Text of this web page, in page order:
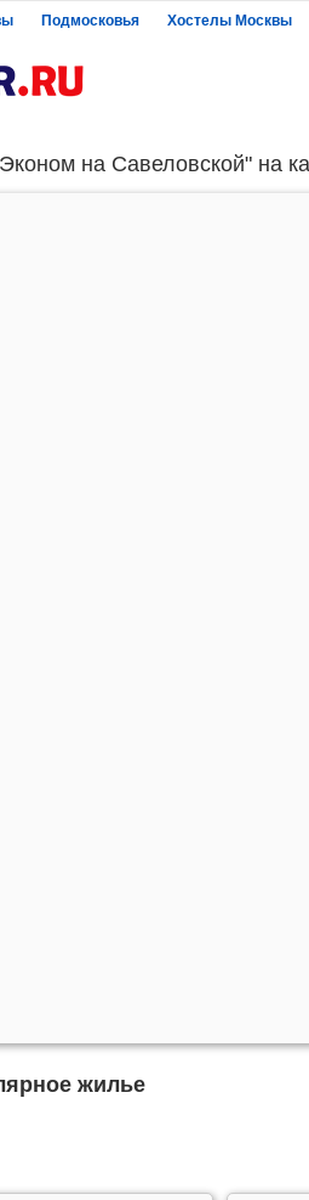
Подмосковья Хостелы Москвы
на Савеловской" на
жилье